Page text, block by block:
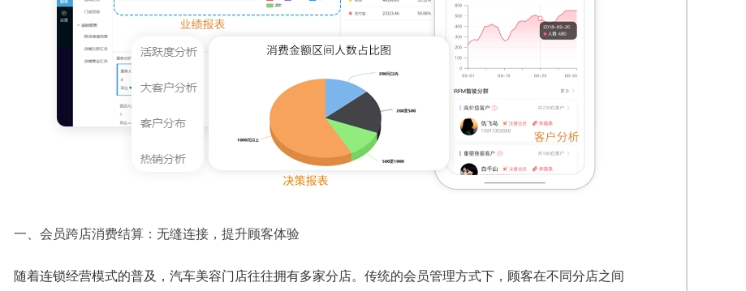
一、会员跨店消费结算：无缝连接，提升顾客体验
随着连锁经营模式的普及，汽车美容门店往往拥有多家分店。传统的会员管理方式下，顾客在不同分店之间